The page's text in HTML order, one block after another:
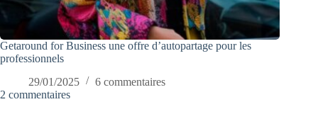
Getaround for Business une offre d’autopartage pour les
professionnels
29/01/2025
6 commentaires
2 commentaires